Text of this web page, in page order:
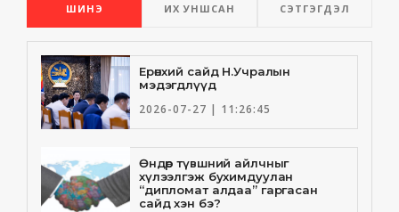
ШИНЭ ИХ УНШСАН СЭТГЭГДЭЛ
Ерөнхий сайд Н.Учралын
мэдэгдлүүд
2026-07-27 | 11:26:45
Өндөр түвшний айлчныг
хүлээлгэж бухимдуулан
“дипломат алдаа” гаргасан
сайд хэн бэ?